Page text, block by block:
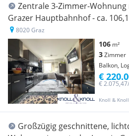
Zentrale 3-Zimmer-Wohnung
Grazer Hauptbahnhof - ca.
- attraktive Anlegerwohnung
8020 Graz
106 m²
3Zimmer
Balkon,
Knoll &
€
€
Großzügig geschnittene,